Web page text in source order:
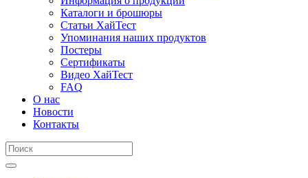
Каталоги и брошюры
Статьи ХайТест
Упоминания наших продуктов
Постеры
Сертификаты
Видео ХайТест
FAQ
О нас
Новости
Контакты